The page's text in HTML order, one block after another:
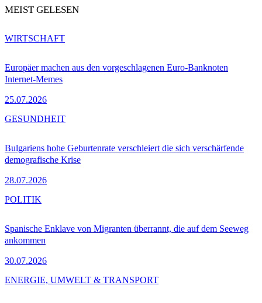
MEIST GELESEN
Europäer machen aus den vorgeschlagenen Euro-Banknoten
Internet-Memes
25.07.2026
WIRTSCHAFT
Bulgariens hohe Geburtenrate verschleiert die sich verschärfende
demografische Krise
28.07.2026
GESUNDHEIT
Spanische Enklave von Migranten überrannt, die auf dem Seeweg
ankommen
30.07.2026
POLITIK
ENERGIE, UMWELT & TRANSPORT